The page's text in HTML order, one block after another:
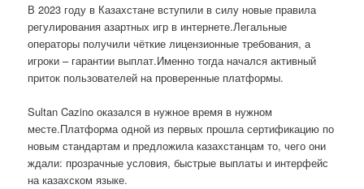
В 2023 году в Казахстане вступили в силу новые правила
регулирования азартных игр в интернете.Легальные
операторы получили чёткие лицензионные требования, а
игроки – гарантии выплат.Именно тогда начался активный
приток пользователей на проверенные платформы.
Sultan Cazino оказался в нужное время в нужном
месте.Платформа одной из первых прошла сертификацию по
новым стандартам и предложила казахстанцам то, чего они
ждали: прозрачные условия, быстрые выплаты и интерфейс
на казахском языке.